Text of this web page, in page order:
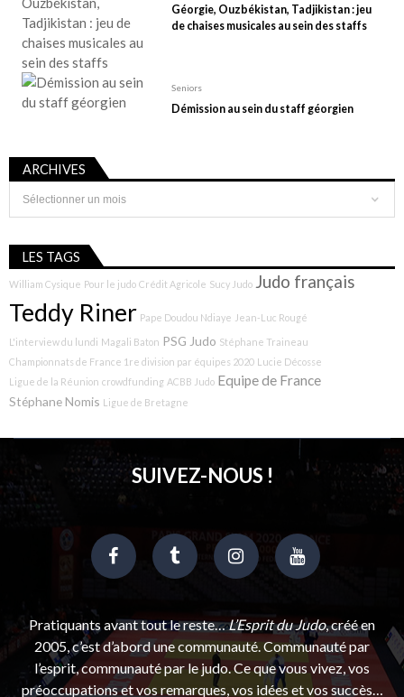
Géorgie, Ouzbékistan, Tadjikistan : jeu
de chaises musicales au sein des staffs
Seniors
Démission au sein du staff géorgien
ARCHIVES
Archives
LES TAGS
William Cysique Pour le judo Crédit Agricole Sucy Judo Judo français
Teddy Riner Pape Doudou Ndiaye Jean-Luc Rougé
L'interview du lundi Magali Baton PSG Judo Stéphane Traineau
Championnats de France 1re division par équipes 2020 Lucie Décosse
Ligue de la Réunion crowdfunding ACBB Judo Equipe de France
Stéphane Nomis Ligue de Bretagne
SUIVEZ-NOUS !
Pratiquants avant tout le reste…L’Esprit du Judo, créé en
2005, c’est d’abord une communauté. Communauté par
l’esprit, communauté par le judo. Ce que vous vivez, vos
préoccupations et vos remarques, vos idées et vos succès…